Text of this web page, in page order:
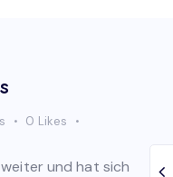
0 Likes
und hat sich